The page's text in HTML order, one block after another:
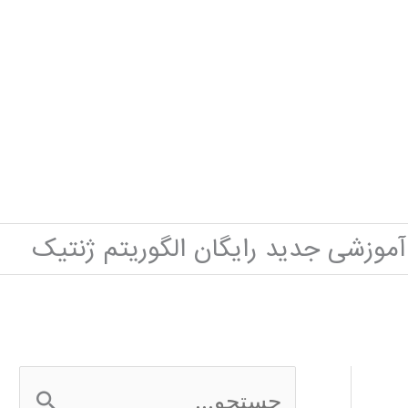
جدید رایگان الگوریتم ژنتیک